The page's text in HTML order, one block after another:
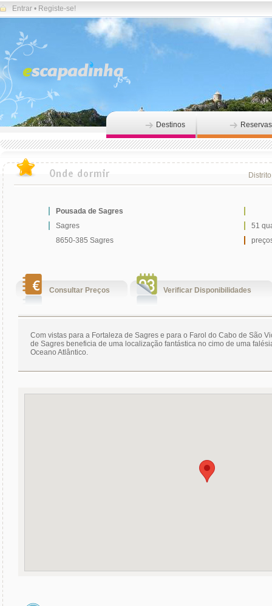
Entrar • Registe-se!
Destinos Reservas
Pousada de Sagres
Sagres
51
8650-385 Sagres
Consultar Preços Verificar Disponibilidades
Com vistas para a Fortaleza de Sagres e para o Farol do Cabo de São
de Sagres beneficia de uma localização fantástica no cimo de uma
Oceano Atlântico.